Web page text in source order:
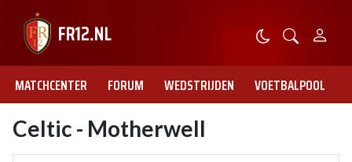
MATCHCENTER FORUM WEDSTRIJDEN VOETBALPOOL
Celtic - Motherwell